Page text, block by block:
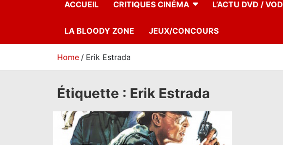
ACCUEIL CRITIQUES CINÉMA L’ACTU DVD / VOD
LA BLOODY ZONE JEUX/CONCOURS
Home Erik Estrada
Étiquette : Erik Estrada